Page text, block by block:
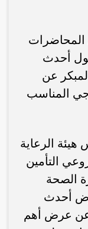
المحاضرات
أحدث
عن
المناسب
الرعاية
التأمين
الصحة
أحدث
عن عرض أهم